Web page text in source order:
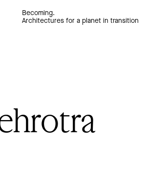
Becoming.
Architectures for a planet in transition